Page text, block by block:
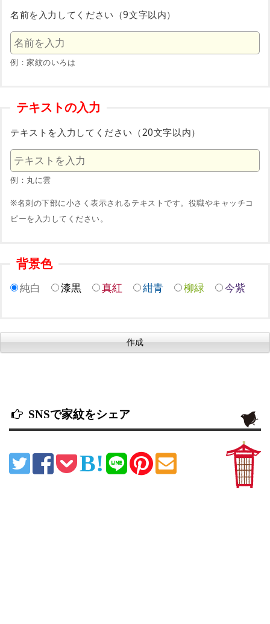
名前を入力してください（9文字以内）
例：家紋のいろは
テキストの入力
テキストを入力してください（20文字以内）
例：丸に雲
※名刺の下部に小さく表示されるテキストです。役職やキャッチコ
ピーを入力してください。
背景色
純白 漆黒 真紅 紺青 柳緑 今紫
SNSで家紋をシェア